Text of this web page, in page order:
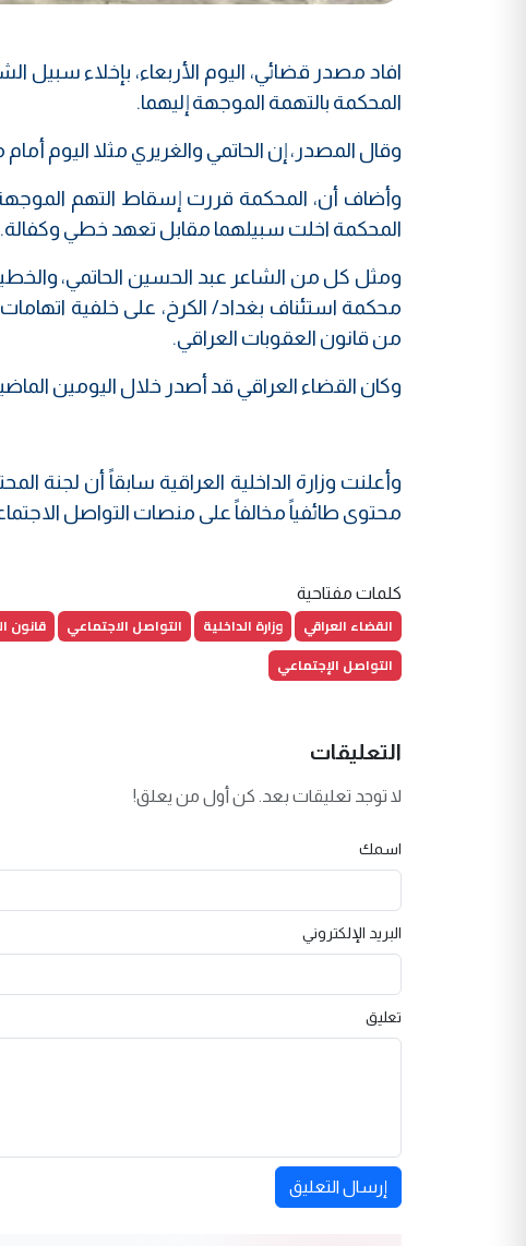
افاد مصدر قضائي، اليوم الأربعاء، بإخلاء سبيل
المحكمة بالتهمة الموجهة إليهما.
وقال المصدر، إن الحاتمي والغريري مثلا اليوم
وأضاف أن، المحكمة قررت إسقاط التهم الموجهة
المحكمة اخلت سبيلهما مقابل تعهد خطي وكفالة.
ومثل كل من الشاعر عبد الحسين الحاتمي،
من قانون العقوبات العراقي.
وكان القضاء العراقي قد أصدر خلال اليومين
وأعلنت وزارة الداخلية العراقية سابقاً أن لجنة
محتوى طائفياً مخالفاً على منصات التواصل
كلمات مفتاحية
القضاء العراقي وزارة الداخلية التواصل الاجتماعي قانون
التواصل الإجتماعي
التعليقات
لا توجد تعليقات بعد. كن أول من يعلق!
اسمك
البريد الإلكتروني
تعليق
إرسال التعليق